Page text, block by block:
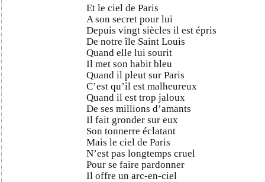
Et le ciel de Paris
A son secret pour lui
Depuis vingt siècles il est épris
De notre île Saint Louis
Quand elle lui sourit
Il met son habit bleu
Quand il pleut sur Paris
C’est qu’il est malheureux
Quand il est trop jaloux
De ses millions d’amants
Il fait gronder sur eux
Son tonnerre éclatant
Mais le ciel de Paris
N’est pas longtemps cruel
Pour se faire pardonner
Il offre un arc-en-ciel